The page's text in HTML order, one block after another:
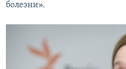
болезни».